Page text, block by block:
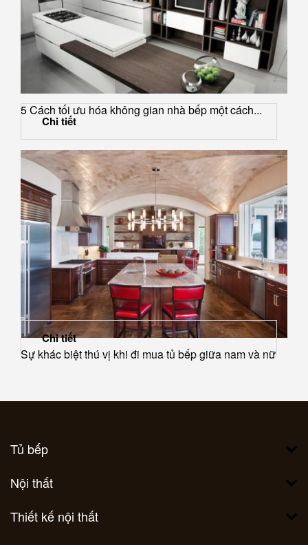
5 Cách tối ưu hóa không gian nhà bếp một cách...
Chi tiết
Sự khác biệt thú vị khi đi mua tủ bếp giữa nam và nữ
Chi tiết
Tủ bếp
Nội thất
Thiết kế nội thất